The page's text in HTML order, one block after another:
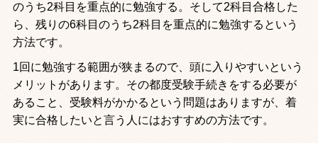
のうち2科目を重点的に勉強する。そして2科目合格した
ら、残りの6科目のうち2科目を重点的に勉強するという
方法です。
1回に勉強する範囲が狭まるので、頭に入りやすいという
メリットがあります。その都度受験手続きをする必要が
あること、受験料がかかるという問題はありますが、着
実に合格したいと言う人にはおすすめの方法です。